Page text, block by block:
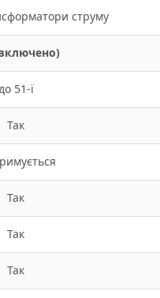
струму
51-ї
Так
Так
Так
Так